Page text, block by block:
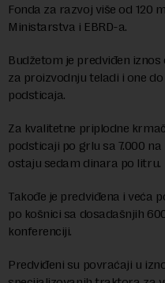
Fonda za razvoj više od 120
Ministarstva i EBRD-a.
Budžetom je predviđen
za proizvodnju teladi i one
podsticaja.
Za kvalitetne priplodne
podsticaji po grlu sa 7.000
ostaju sedam dinara po litru.
Takođe je predviđena i veća
po košnici sa dosadašnjih
konferenciji.
Predviđeni su povraćaji u